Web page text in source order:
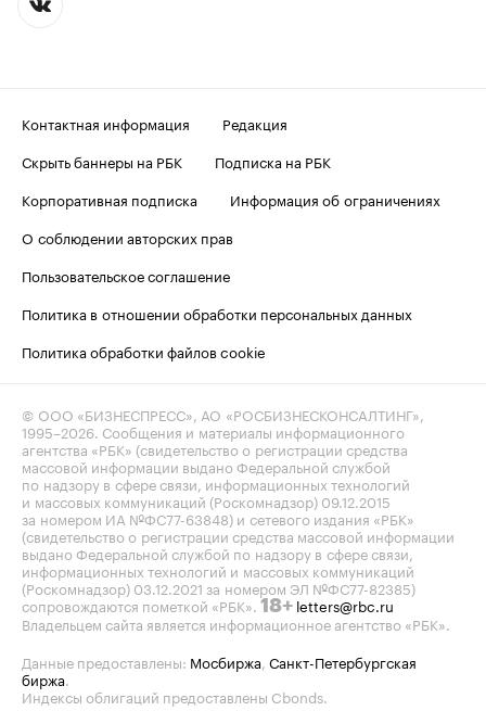
Контактная информация
Редакция
Скрыть баннеры на РБК
Подписка на РБК
Корпоративная подписка
Информация об ограничениях
О соблюдении авторских прав
Пользовательское соглашение
Политика в отношении обработки персональных данных
Политика обработки файлов cookie
© ООО «БИЗНЕСПРЕСС», АО «РОСБИЗНЕСКОНСАЛТИНГ»,
1995–2026 . Сообщения и материалы информационного
агентства «РБК» (свидетельство о регистрации средства
массовой информации выдано Федеральной службой
по надзору в сфере связи, информационных технологий
и массовых коммуникаций (Роскомнадзор) 09.12.2015
за номером ИА №ФС77-63848) и сетевого издания «РБК»
(свидетельство о регистрации средства массовой информации
выдано Федеральной службой по надзору в сфере связи,
информационных технологий и массовых коммуникаций
(Роскомнадзор) 03.12.2021 за номером ЭЛ №ФС77-82385)
сопровождаются пометкой «РБК». 18+ letters@rbc.ru
Владельцем сайта является информационное агентство «РБК».
Данные предоставлены: Мосбиржа Санкт-Петербургская
биржа
Индексы облигаций предоставлены Cbonds.